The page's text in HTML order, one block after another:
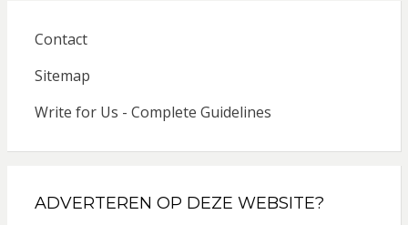
Contact
Sitemap
Write for Us - Complete Guidelines
ADVERTEREN OP DEZE WEBSITE?